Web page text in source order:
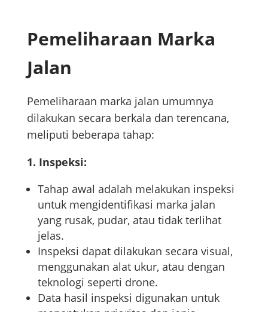
Pemeliharaan Marka
Jalan
Pemeliharaan marka jalan umumnya
dilakukan secara berkala dan terencana,
meliputi beberapa tahap:
1. Inspeksi:
Tahap awal adalah melakukan inspeksi
untuk mengidentifikasi marka jalan
yang rusak, pudar, atau tidak terlihat
jelas.
Inspeksi dapat dilakukan secara visual,
menggunakan alat ukur, atau dengan
teknologi seperti drone.
Data hasil inspeksi digunakan untuk